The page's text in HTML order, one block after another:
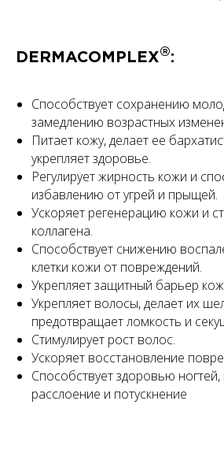
DERMACOMPLEX ®:
Способствует сохранению
замедлению возрастных
Питает кожу, делает ее
укрепляет здоровье.
Регулирует жирность кожи и
избавлению от угрей и прыщей.
Ускоряет регенерацию кожи и
коллагена.
Способствует снижению
клетки кожи от повреждений.
Укрепляет защитный барьер
Укрепляет волосы, делает их
предотвращает ломкость и
Стимулирует рост волос.
Ускоряет восстановление
Способствует здоровью
расслоение и потускнение